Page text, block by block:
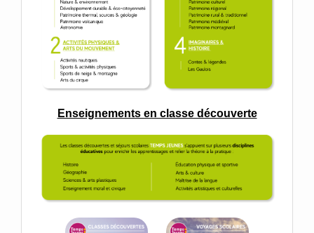
Enseignements en classe découverte